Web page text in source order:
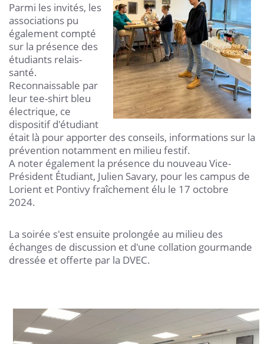
Parmi les invités, les
associations pu
également compté
sur la présence des
étudiants relais-
santé.
Reconnaissable par
leur tee-shirt bleu
électrique, ce
dispositif d'étudiant
était là pour apporter des conseils, informations sur la
prévention notamment en milieu festif.
A noter également la présence du nouveau Vice-
Président Étudiant, Julien Savary, pour les campus de
Lorient et Pontivy fraîchement élu le 17 octobre
2024.
La soirée s'est ensuite prolongée au milieu des
échanges de discussion et d'une collation gourmande
dressée et offerte par la DVEC.